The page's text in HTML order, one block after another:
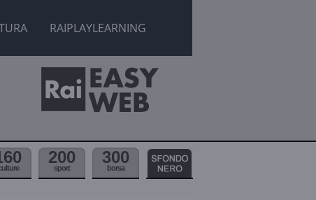
RAIPLAYLEARNING
200
sport
300
borsa